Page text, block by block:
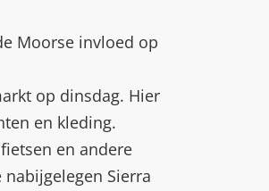
Moorse invloed op
op dinsdag. Hier
en kleding.
en andere
Sierra